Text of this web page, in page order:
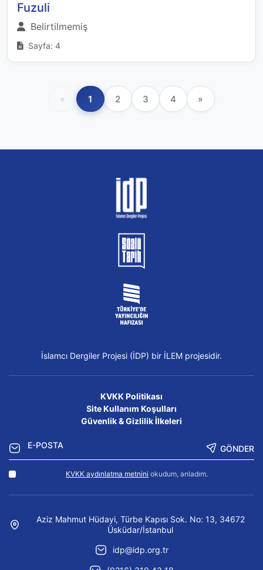
Fuzuli
Belirtilmemiş
Sayfa: 4
« 1 2 3 4 »
İslamcı Dergiler Projesi (İDP) bir İLEM projesidir.
KVKK Politikası
Site Kullanım Koşulları
Güvenlik & Gizlilik İlkeleri
GÖNDER
KVKK aydınlatma metnini okudum, anladım.
Aziz Mahmut Hüdayi, Türbe Kapısı Sok. No: 13, 34672
Üsküdar/İstanbul
idp@idp.org.tr